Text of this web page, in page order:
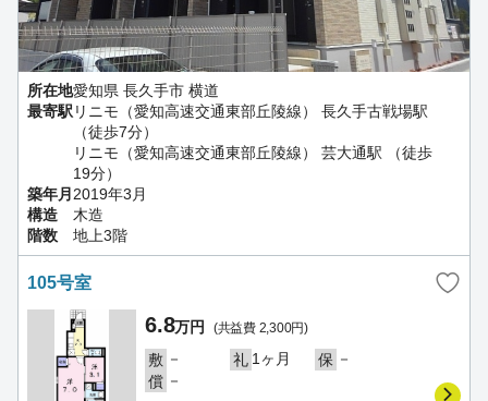
所在地愛知県 長久手市 横道
最寄駅リニモ（愛知高速交通東部丘陵線） 長久手古戦場駅
（徒歩7分）
リニモ（愛知高速交通東部丘陵線） 芸大通駅 （徒歩
19分）
築年月 2019年3月
構造
木造
階数
地上3階
105号室
6.8万円 (共益費 2,300円)
敷 － 礼 1ヶ月 保 －
償 －